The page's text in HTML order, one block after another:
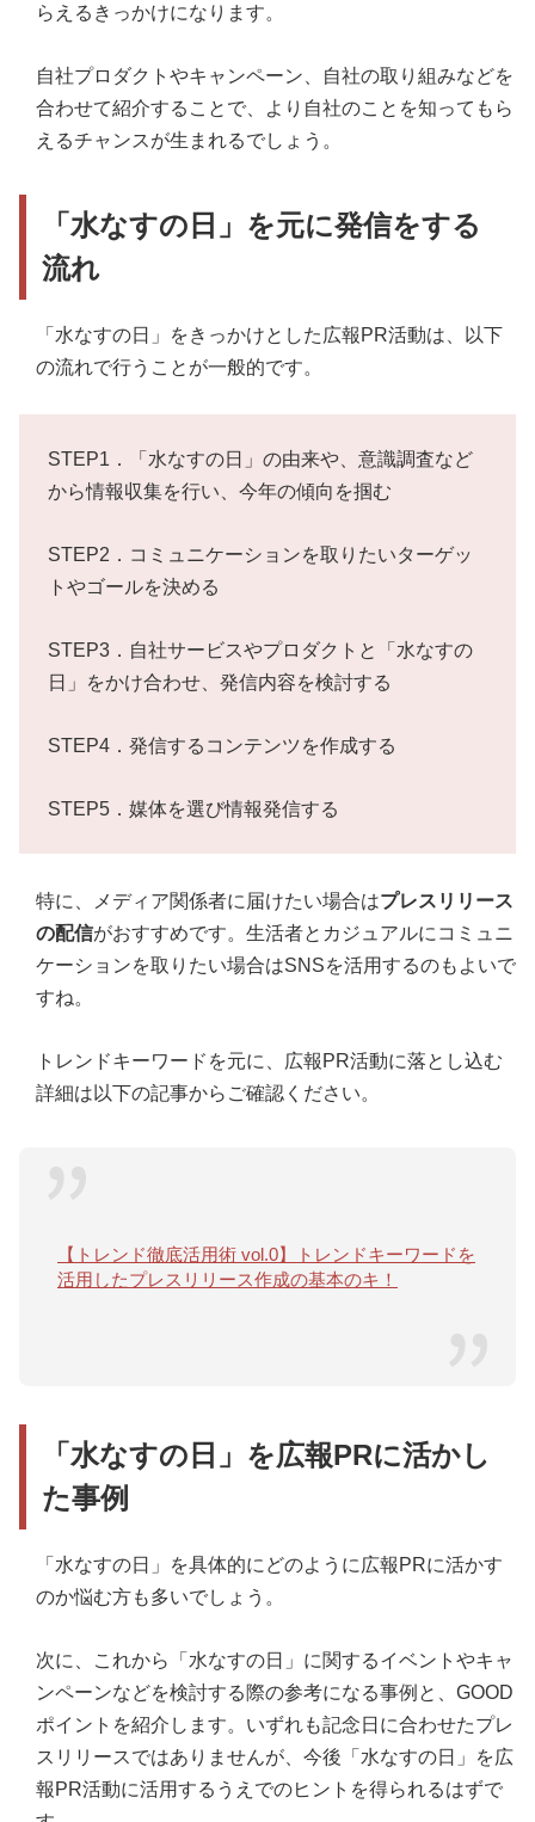
らえるきっかけになります。
自社プロダクトやキャンペーン、自社の取り組みなどを
合わせて紹介することで、より自社のことを知ってもら
えるチャンスが生まれるでしょう。
「水なすの日」を元に発信をする
流れ
「水なすの日」をきっかけとした広報PR活動は、以下
の流れで行うことが一般的です。
STEP1．「水なすの日」の由来や、意識調査など
から情報収集を行い、今年の傾向を掴む
STEP2．コミュニケーションを取りたいターゲッ
トやゴールを決める
STEP3．自社サービスやプロダクトと「水なすの
日」をかけ合わせ、発信内容を検討する
STEP4．発信するコンテンツを作成する
STEP5．媒体を選び情報発信する
特に、メディア関係者に届けたい場合はプレスリリース
の配信がおすすめです。生活者とカジュアルにコミュニ
ケーションを取りたい場合はSNSを活用するのもよいで
すね。
トレンドキーワードを元に、広報PR活動に落とし込む
詳細は以下の記事からご確認ください。
【トレンド徹底活用術 vol.0】トレンドキーワードを
活用したプレスリリース作成の基本のキ！
「水なすの日」を広報PRに活かし
た事例
「水なすの日」を具体的にどのように広報PRに活かす
のか悩む方も多いでしょう。
次に、これから「水なすの日」に関するイベントやキャ
ンペーンなどを検討する際の参考になる事例と、GOOD
ポイントを紹介します。いずれも記念日に合わせたプレ
スリリースではありませんが、今後「水なすの日」を広
報PR活動に活用するうえでのヒントを得られるはずで